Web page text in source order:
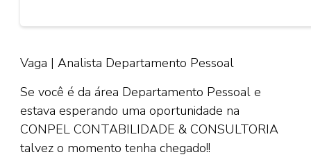
Vaga | Analista Departamento Pessoal
Se você é da área Departamento Pessoal e
estava esperando uma oportunidade na
CONPEL CONTABILIDADE & CONSULTORIA
talvez o momento tenha chegado!!